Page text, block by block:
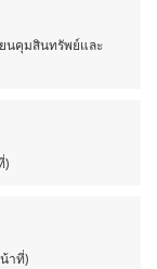
นคุมสินทรัพย์และ
)
าที่)